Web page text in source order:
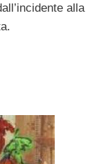
alla